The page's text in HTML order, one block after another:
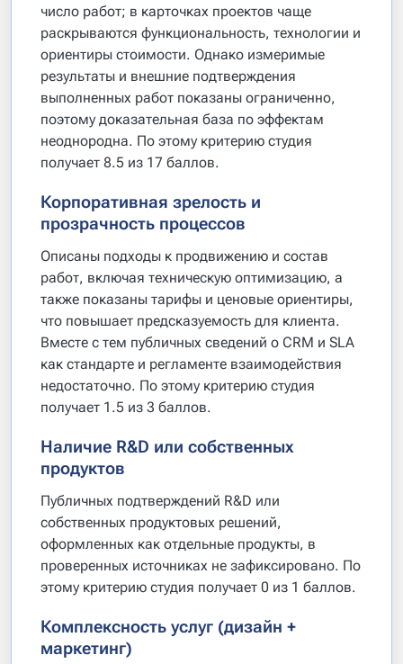
число работ; в карточках проектов чаще
раскрываются функциональность, технологии и
ориентиры стоимости. Однако измеримые
результаты и внешние подтверждения
выполненных работ показаны ограниченно,
поэтому доказательная база по эффектам
неоднородна. По этому критерию студия
получает 8.5 из 17 баллов.
Корпоративная зрелость и
прозрачность процессов
Описаны подходы к продвижению и состав
работ, включая техническую оптимизацию, а
также показаны тарифы и ценовые ориентиры,
что повышает предсказуемость для клиента.
Вместе с тем публичных сведений о CRM и SLA
как стандарте и регламенте взаимодействия
недостаточно. По этому критерию студия
получает 1.5 из 3 баллов.
Наличие R&D или собственных
продуктов
Публичных подтверждений R&D или
собственных продуктовых решений,
оформленных как отдельные продукты, в
проверенных источниках не зафиксировано. По
этому критерию студия получает 0 из 1 баллов.
Комплексность услуг (дизайн +
маркетинг)